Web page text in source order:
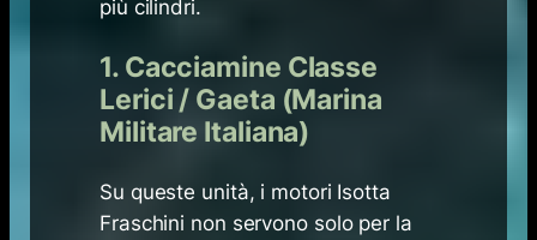
più cilindri.
1. Cacciamine Classe
Lerici / Gaeta (Marina
Militare Italiana)
Su queste unità, i motori Isotta
Fraschini non servono solo per la